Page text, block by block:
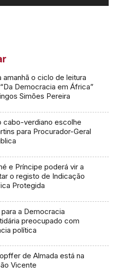
amanhã o ciclo de leitura
Democracia em África”
Simões Pereira
cabo-verdiano escolhe
para Procurador-Geral
e Príncipe poderá vir a
o registo de Indicação
Protegida
a Democracia
preocupado com
política
de Almada está na
Vicente